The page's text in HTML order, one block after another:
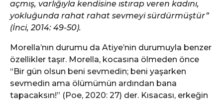
açmış, varlığıyla kendisine ıstırap veren kadını,
yokluğunda rahat rahat sevmeyi sürdürmüştür”
(İnci, 2014: 49-50).
Morella’nın durumu da Atiye’nin durumuyla benzer
özellikler taşır. Morella, kocasına ölmeden önce
“Bir gün olsun beni sevmedin; beni yaşarken
sevmedin ama ölümümün ardından bana
tapacaksın!” (Poe, 2020: 27) der. Kısacası, erkeğin